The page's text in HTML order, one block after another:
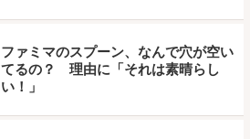
ファミマのスプーン、なんで穴が空い
てるの？ 理由に「それは素晴らし
い！」